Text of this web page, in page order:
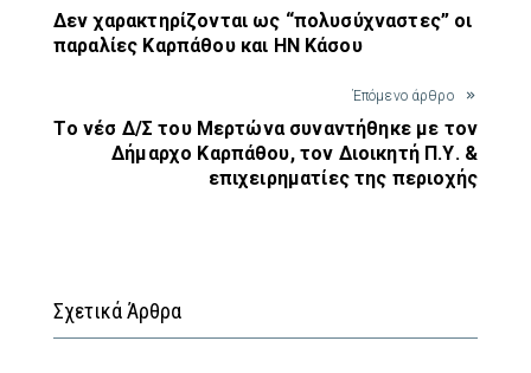
Δεν χαρακτηρίζονται ως “πολυσύχναστες” οι
παραλίες Καρπάθου και ΗΝ Κάσου
Έπόμενο άρθρο
Το νέσ Δ/Σ του Μερτώνα συναντήθηκε με τον
Δήμαρχο Καρπάθου, τον Διοικητή Π.Υ. &
επιχειρηματίες της περιοχής
Σχετικά Άρθρα